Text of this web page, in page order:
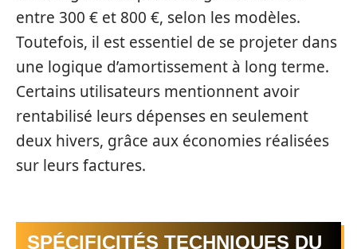
entre 300 € et 800 €, selon les modèles.
Toutefois, il est essentiel de se projeter dans
une logique d’amortissement à long terme.
Certains utilisateurs mentionnent avoir
rentabilisé leurs dépenses en seulement
deux hivers, grâce aux économies réalisées
sur leurs factures.
SPÉCIFICITÉS TECHNIQUES DU